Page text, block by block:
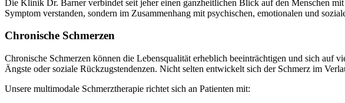
Die Klinik Dr. Barner verbindet seit jeher einen ganzheitlichen Blick auf den Menschen
Symptom verstanden, sondern im Zusammenhang mit psychischen, emotionalen und
Chronische Schmerzen
Chronische Schmerzen können die Lebensqualität erheblich beeinträchtigen und sich auf
Ängste oder soziale Rückzugstendenzen. Nicht selten entwickelt sich der Schmerz im
Unsere multimodale Schmerztherapie richtet sich an Patienten mit: